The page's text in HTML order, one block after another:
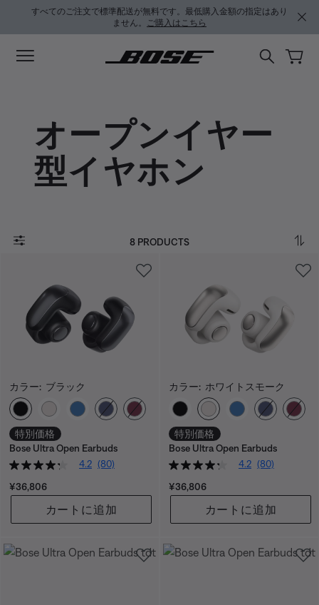
メインコンテンツに移動
サポートチャットに移動する
フッターコンテンツに移動
アクセシビリティ声明に移動する
すべてのご注文で標準配送が無料です。最低購入金額の指定はあり
ません。 ご購入はこちら
オープンイヤー
型イヤホン
8 PRODUCTS
カラー: ブラック
カラーの選択
特別価格
Bose Ultra Open Earbuds
4.2 (80)
価格:
¥36,806
カートに追加
カラー: ホワイトスモーク
カラーの選択
特別価格
Bose Ultra Open Earbuds
4.2 (80)
価格:
¥36,806
カートに追加